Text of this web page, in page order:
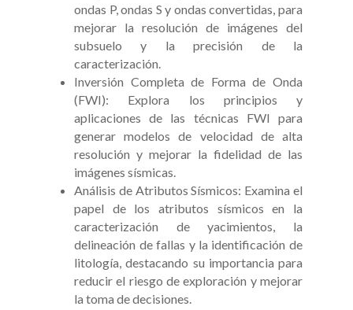
ondas P, ondas S y ondas convertidas, para
mejorar la resolución de imágenes del
subsuelo y la precisión de la
caracterización.
Inversión Completa de Forma de Onda
(FWI): Explora los principios y
aplicaciones de las técnicas FWI para
generar modelos de velocidad de alta
resolución y mejorar la fidelidad de las
imágenes sísmicas.
Análisis de Atributos Sísmicos: Examina el
papel de los atributos sísmicos en la
caracterización de yacimientos, la
delineación de fallas y la identificación de
litología, destacando su importancia para
reducir el riesgo de exploración y mejorar
la toma de decisiones.